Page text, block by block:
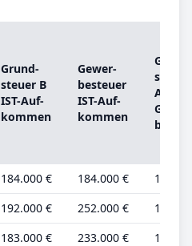
Grund­
steu­er B
IST-­Auf­
kom­men
Ge­wer­
be­steu­er
IST-­Auf­
kom­men
Grund­
steu­er
A
Grund­
be­trag
184.000 € 184.000 €
192.000 € 252.000 €
183.000 € 233.000 €